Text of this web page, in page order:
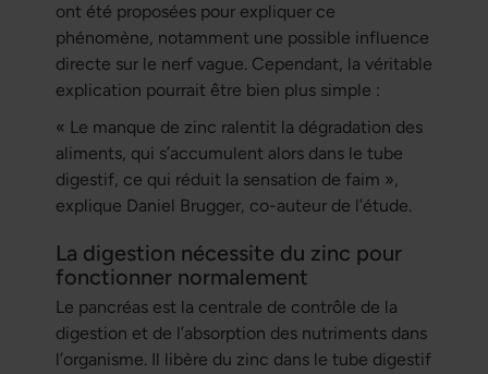
ont été proposées pour expliquer ce
phénomène, notamment une possible influence
directe sur le nerf vague. Cependant, la véritable
explication pourrait être bien plus simple :
« Le manque de zinc ralentit la dégradation des
aliments, qui s’accumulent alors dans le tube
digestif, ce qui réduit la sensation de faim »,
explique Daniel Brugger, co-auteur de l’étude.
La digestion nécessite du zinc pour
fonctionner normalement
Le pancréas est la centrale de contrôle de la
digestion et de l’absorption des nutriments dans
l’organisme. Il libère du zinc dans le tube digestif